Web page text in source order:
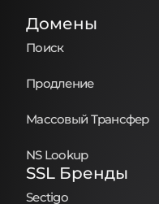
Домены
Поиск
Продление
Массовый Трансфер
NS Lookup
SSL Бренды
Sectigo